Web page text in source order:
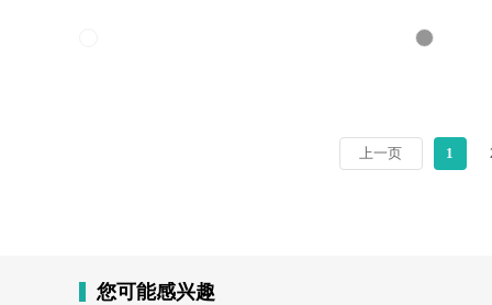
上一页 1
您可能感兴趣